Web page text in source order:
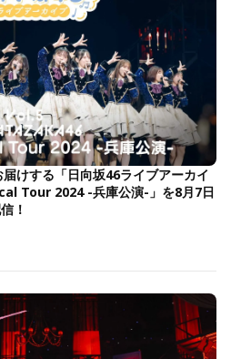
けする「日向坂46ライブアーカイ
Tour 2024 -兵庫公演-」を8月7日
！